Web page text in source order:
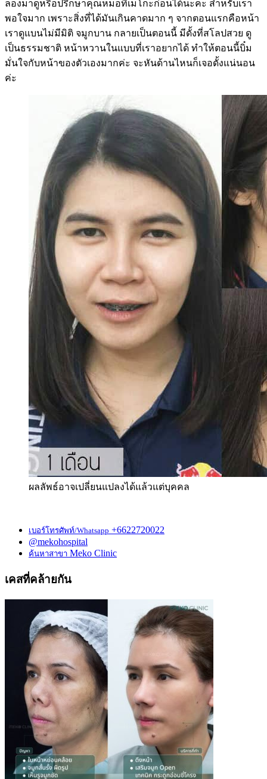
ลองมาดูหรือปรึกษาคุณหมอที่เมโกะก่อนได้นะคะ สำหรับเรา
พอใจมาก เพราะสิ่งที่ได้มันเกินคาดมาก ๆ จากตอนแรกคือหน้า
เราดูแบนไม่มีมิติ จมูกบาน กลายเป็นตอนนี้ มีดั้งที่สโลปสวย ดู
เป็นธรรมชาติ หน้าหวานในแบบที่เราอยากได้ ทำให้ตอนนี้บิ๋ม
มั่นใจกับหน้าของตัวเองมากค่ะ จะหันด้านไหนก็เจอดั้งแน่นอน
ค่ะ
ผลลัพธ์อาจเปลี่ยนแปลงได้แล้วแต่บุคคล
เบอร์โทรศัพท์/Whatsapp +6622720022
@mekohospital
ค้นหาสาขา Meko Clinic
เคสที่คล้ายกัน